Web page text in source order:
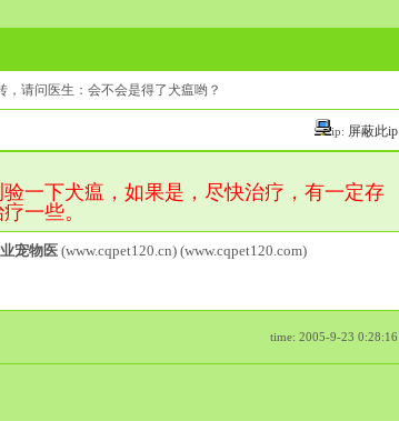
请问医生：会不会是得了犬瘟哟？
ip: 屏蔽此ip
一下犬瘟，如果是，尽快治疗，有一定存
一些。
宠物医(www.cqpet120.cn) (www.cqpet120.com)
time: 2005-9-23 0:28:16